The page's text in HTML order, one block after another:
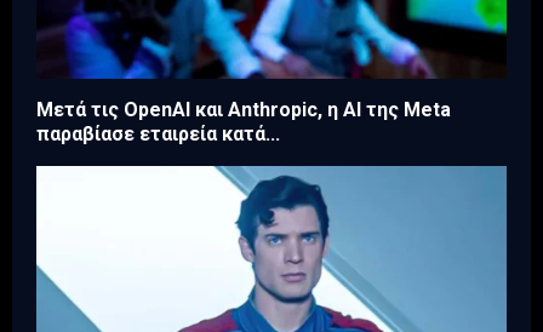
Μετά τις OpenAI και Anthropic, η AI της Meta
παραβίασε εταιρεία κατά...